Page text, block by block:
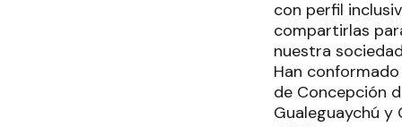
con perfil
compartirlas
nuestra
Han
de Concepción
Gualeguaychú y